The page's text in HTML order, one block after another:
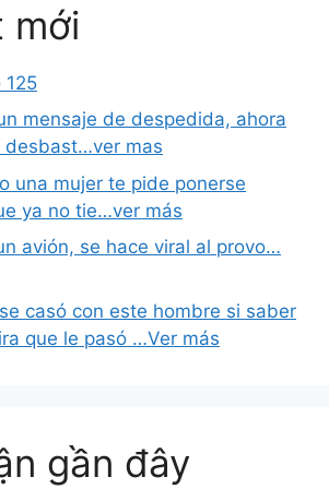
mới
125
mensaje de despedida, ahora
desbast…ver mas
una mujer te pide ponerse
ya no tie…ver más
avión, se hace viral al provo…
casó con este hombre si saber
que le pasó …Ver más
gần đây